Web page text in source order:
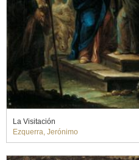
La Visitación
Ezquerra, Jerónimo